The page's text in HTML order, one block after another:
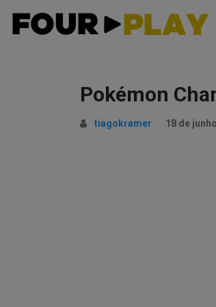
Pokémon
tiagokramer 18 de